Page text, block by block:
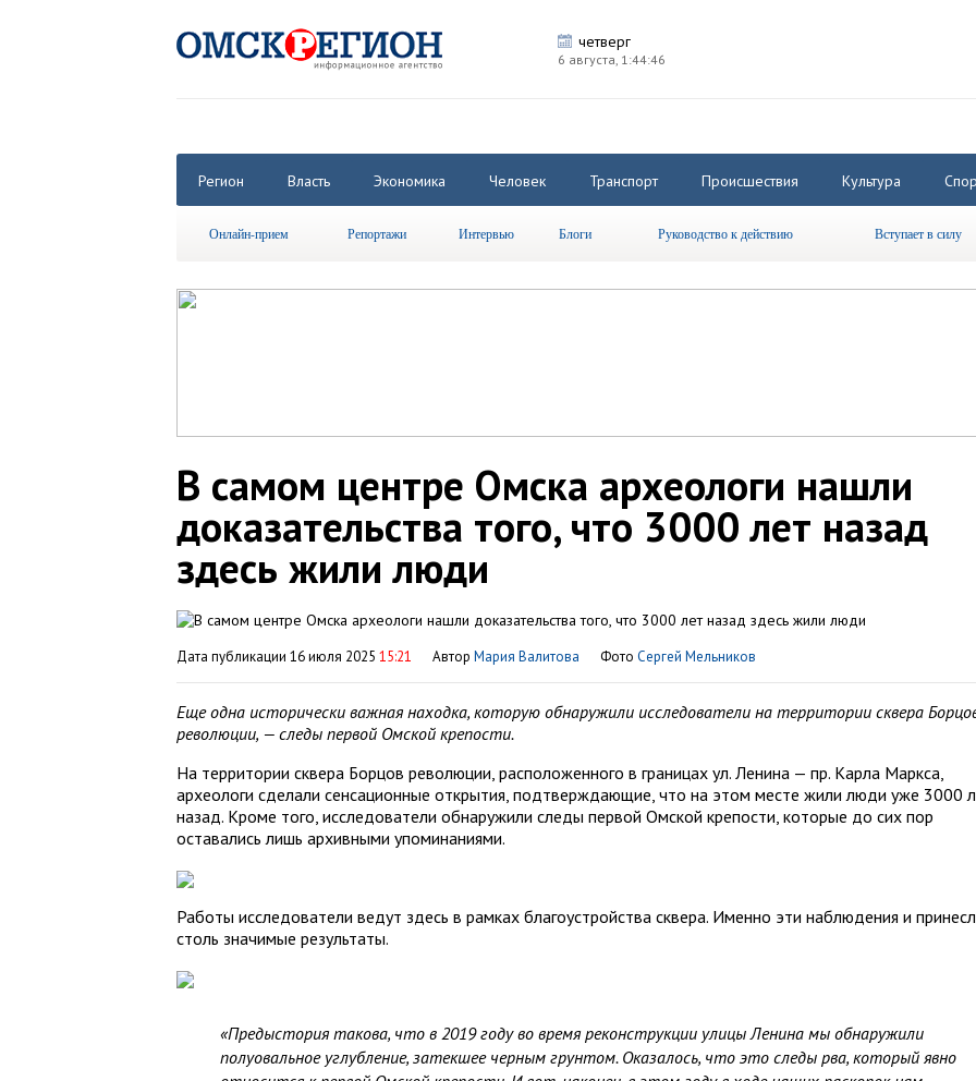
четверг
6 августа, 1:44:46
Регион Власть Экономика Человек Транспорт Происшествия Культура
Онлайн-прием Репортажи Интервью Блоги Руководство к действию Вступает в силу
В самом центре Омска археологи нашли
доказательства того, что 3000 лет назад
здесь жили люди
Дата публикации 16 июля 2025 15:21 Автор Мария Валитова Фото Сергей Мельников
Еще одна исторически важная находка, которую обнаружили исследователи на территории сквера
революции, — следы первой Омской крепости.
На территории сквера Борцов революции, расположенного в границах ул. Ленина — пр. Карла Маркса,
археологи сделали сенсационные открытия, подтверждающие, что на этом месте жили люди уже 3000
назад. Кроме того, исследователи обнаружили следы первой Омской крепости, которые до сих пор
оставались лишь архивными упоминаниями.
Работы исследователи ведут здесь в рамках благоустройства сквера. Именно эти наблюдения и
столь значимые результаты.
«Предыстория такова, что в 2019 году во время реконструкции улицы Ленина мы обнаружили
полуовальное углубление, затекшее черным грунтом. Оказалось, что это следы рва, который явно